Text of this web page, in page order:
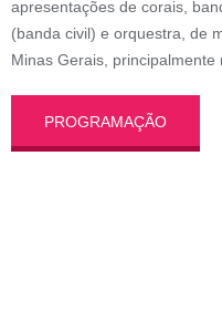
apresentações de corais,
(banda civil) e orquestra, de
Minas Gerais, principalmente
PROGRAMAÇÃO